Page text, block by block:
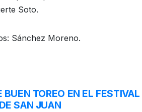
Soto.
Sánchez Moreno.
BUEN TOREO EN EL FESTIVAL
SAN JUAN